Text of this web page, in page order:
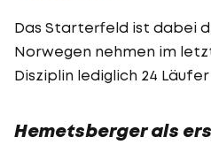
Das Starterfeld ist dabei
Norwegen nehmen im
Disziplin lediglich 24
Hemetsberger als